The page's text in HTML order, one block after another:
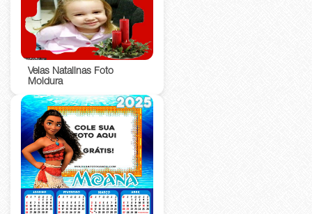
Velas Natalinas Foto
Moldura